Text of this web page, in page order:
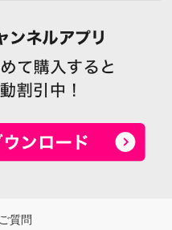
質問